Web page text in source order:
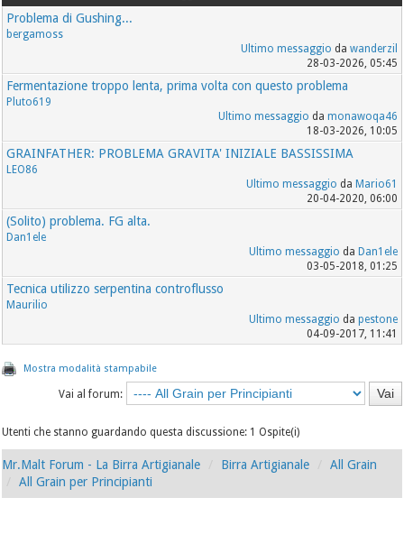
Problema di Gushing...
bergamoss
Ultimo messaggio da wanderzil
28-03-2026, 05:45
Fermentazione troppo lenta, prima volta con questo problema
Pluto619
Ultimo messaggio da monawoqa46
18-03-2026, 10:05
GRAINFATHER: PROBLEMA GRAVITA' INIZIALE BASSISSIMA
LEO86
Ultimo messaggio da Mario61
20-04-2020, 06:00
(Solito) problema. FG alta.
Dan1ele
Ultimo messaggio da Dan1ele
03-05-2018, 01:25
Tecnica utilizzo serpentina controflusso
Maurilio
Ultimo messaggio da pestone
04-09-2017, 11:41
Mostra modalità stampabile
Vai al forum:
Utenti che stanno guardando questa discussione: 1 Ospite(i)
Mr.Malt Forum - La Birra Artigianale Birra Artigianale
All Grain
All Grain per Principianti